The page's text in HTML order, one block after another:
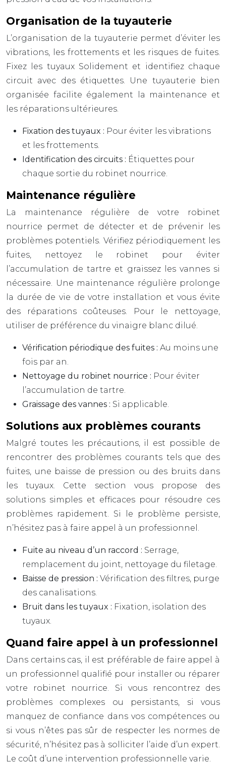
Organisation de la tuyauterie
L’organisation de la tuyauterie permet d’éviter les
vibrations, les frottements et les risques de fuites.
Fixez les tuyaux Solidement et identifiez chaque
circuit avec des étiquettes. Une tuyauterie bien
organisée facilite également la maintenance et
les réparations ultérieures.
Fixation des tuyaux : Pour éviter les vibrations
et les frottements.
Identification des circuits : Étiquettes pour
chaque sortie du robinet nourrice.
Maintenance régulière
La maintenance régulière de votre robinet
nourrice permet de détecter et de prévenir les
problèmes potentiels. Vérifiez périodiquement les
fuites, nettoyez le robinet pour éviter
l’accumulation de tartre et graissez les vannes si
nécessaire. Une maintenance régulière prolonge
la durée de vie de votre installation et vous évite
des réparations coûteuses. Pour le nettoyage,
utiliser de préférence du vinaigre blanc dilué.
Vérification périodique des fuites : Au moins une
fois par an.
Nettoyage du robinet nourrice : Pour éviter
l’accumulation de tartre.
Graissage des vannes : Si applicable.
Solutions aux problèmes courants
Malgré toutes les précautions, il est possible de
rencontrer des problèmes courants tels que des
fuites, une baisse de pression ou des bruits dans
les tuyaux. Cette section vous propose des
solutions simples et efficaces pour résoudre ces
problèmes rapidement. Si le problème persiste,
n’hésitez pas à faire appel à un professionnel.
Fuite au niveau d’un raccord : Serrage,
remplacement du joint, nettoyage du filetage.
Baisse de pression : Vérification des filtres, purge
des canalisations.
Bruit dans les tuyaux : Fixation, isolation des
tuyaux.
Quand faire appel à un professionnel
Dans certains cas, il est préférable de faire appel à
un professionnel qualifié pour installer ou réparer
votre robinet nourrice. Si vous rencontrez des
problèmes complexes ou persistants, si vous
manquez de confiance dans vos compétences ou
si vous n’êtes pas sûr de respecter les normes de
sécurité, n’hésitez pas à solliciter l’aide d’un expert.
Le coût d’une intervention professionnelle varie.